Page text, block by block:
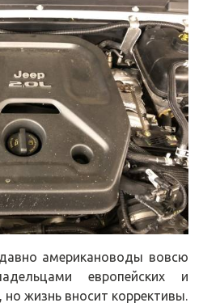
американоводы вовсю
европейских и
жизнь вносит коррективы.